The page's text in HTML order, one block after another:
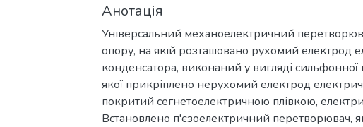
Анотація
Універсальний механоелектричний
опору, на якій розташовано рухомий електрод
конденсатора, виконаний у вигляді
якої прикріплено нерухомий електрод
покритий сегнетоелектричною плівкою,
Встановлено п'єзоелектричний перетворювач,